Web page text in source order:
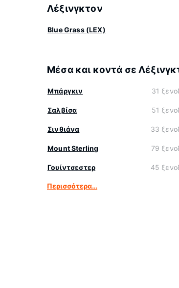
Λέξινγκτον
Blue Grass (LEX)
Μέσα και κοντά σε
Μπάργκιν 31
Σαλβίσα 51
Σινθιάνα 33
Mount Sterling 79
Γουίντσεστερ 45
Περισσότερα…